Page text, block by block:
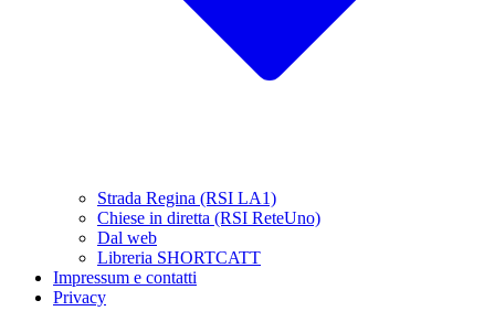
Strada Regina (RSI LA1)
Chiese in diretta (RSI ReteUno)
Dal web
Libreria SHORTCATT
Impressum e contatti
Privacy